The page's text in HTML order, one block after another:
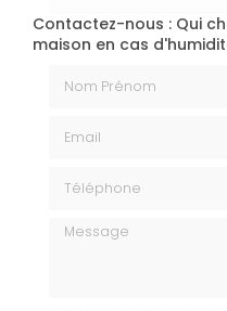
Contactez-nous : Qui
maison en cas
Message